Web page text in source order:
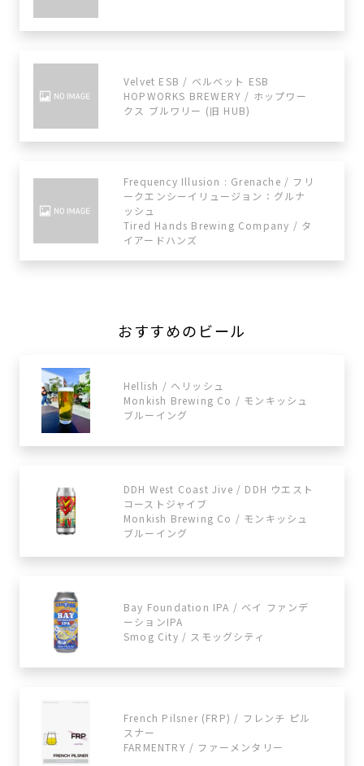
Velvet ESB / ベルベット ESB
HOPWORKS BREWERY / ホップワー
クス ブルワリー (旧 HUB)
Frequency Illusion : Grenache / フリ
ークエンシーイリュージョン：グルナ
ッシュ
Tired Hands Brewing Company / タ
イアードハンズ
おすすめのビール
Hellish / ヘリッシュ
Monkish Brewing Co / モンキッシュ
ブルーイング
DDH West Coast Jive / DDH ウエスト
コーストジャイブ
Monkish Brewing Co / モンキッシュ
ブルーイング
Bay Foundation IPA / ベイ ファンデ
ーションIPA
Smog City / スモッグシティ
French Pilsner (FRP) / フレンチ ピル
スナー
FARMENTRY / ファーメンタリー